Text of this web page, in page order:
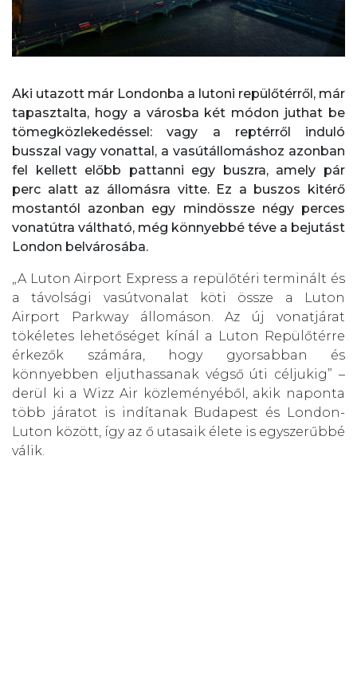
Aki utazott már Londonba a lutoni repülőtérről, már
tapasztalta, hogy a városba két módon juthat be
tömegközlekedéssel: vagy a reptérről induló
busszal vagy vonattal, a vasútállomáshoz azonban
fel kellett előbb pattanni egy buszra, amely pár
perc alatt az állomásra vitte. Ez a buszos kitérő
mostantól azonban egy mindössze négy perces
vonatútra váltható, még könnyebbé téve a bejutást
London belvárosába.
„A Luton Airport Express a repülőtéri terminált és
a távolsági vasútvonalat köti össze a Luton
Airport Parkway állomáson. Az új vonatjárat
tökéletes lehetőséget kínál a Luton Repülőtérre
érkezők számára, hogy gyorsabban és
könnyebben eljuthassanak végső úti céljukig” –
derül ki a Wizz Air közleményéből, akik naponta
több járatot is indítanak Budapest és London-
Luton között, így az ő utasaik élete is egyszerűbbé
válik.